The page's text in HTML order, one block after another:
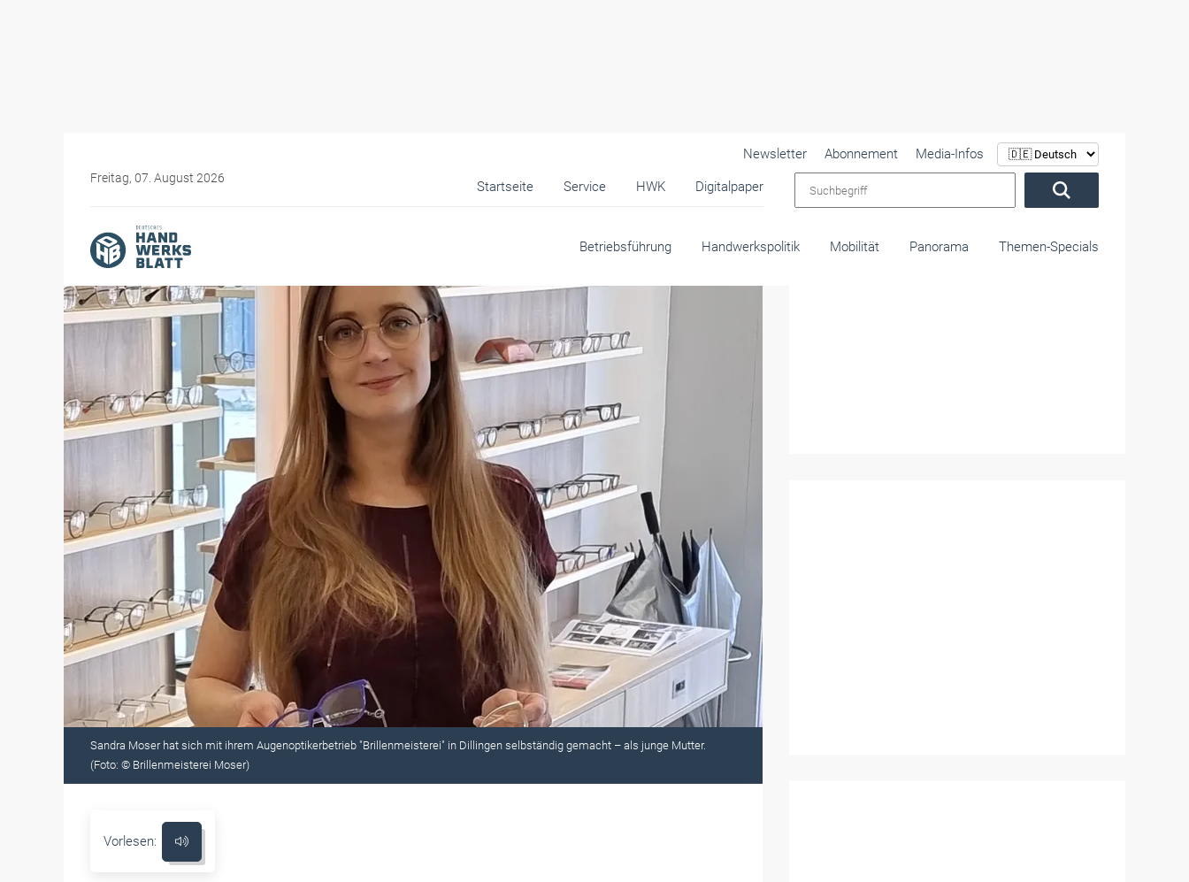
Freitag, 07. August 2026
Startseite Service HWK Digitalpaper
Newsletter Abonnement
Media-Infos
Betriebsführung Handwerkspolitik Mobilität Panorama Themen-Specials
Sandra Moser hat sich mit ihrem Augenoptikerbetrieb "Brillenmeisterei" in Dillingen selbständig gemacht – als junge Mutter.
(Foto: © Brillenmeisterei Moser)
Vorlesen: